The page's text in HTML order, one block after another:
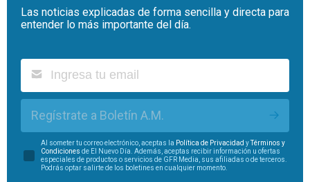
Las noticias explicadas de forma sencilla y directa para
entender lo más importante del día.
Regístrate a Boletín A.M.
Al someter tu correo electrónico, aceptas la Política de Privacidad yTérminos y
Condiciones de El Nuevo Día. Además, aceptas recibir información u ofertas
especiales de productos o servicios de GFR Media, sus afiliadas o de terceros.
Podrás optar salirte de los boletines en cualquier momento.